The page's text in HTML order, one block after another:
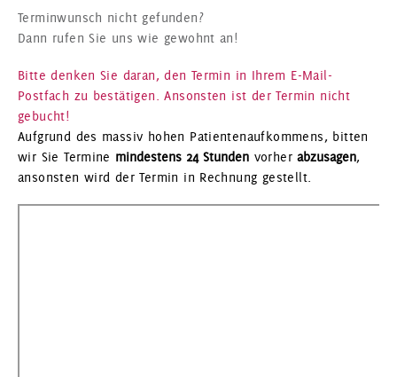
Terminwunsch nicht gefunden?
Dann rufen Sie uns wie gewohnt an!
Bitte denken Sie daran, den Termin in Ihrem E-Mail-
Postfach zu bestätigen. Ansonsten ist der Termin nicht
gebucht!
Aufgrund des massiv hohen Patientenaufkommens, bitten
wir Sie Termine mindestens 24 Stunden vorherabzusagen,
ansonsten wird der Termin in Rechnung gestellt.